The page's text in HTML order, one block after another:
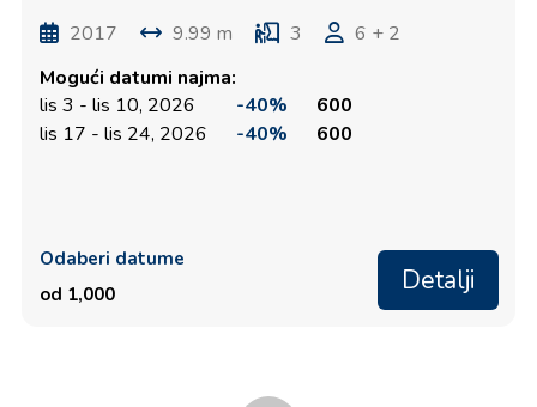
2017 9.99 m 3
6 + 2
Mogući datumi najma:
lis 3 - lis 10, 2026
-40%
600
lis 17 - lis 24, 2026
-40% 600
Odaberi datume
od 1,000
Detalji